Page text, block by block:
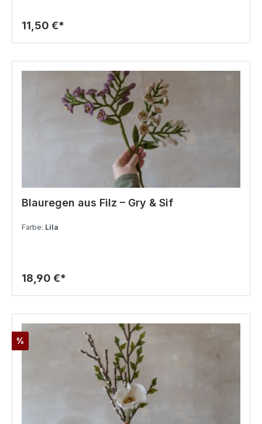
11,50 €*
Blauregen aus Filz – Gry & Sif
Farbe: Lila
18,90 €*
%